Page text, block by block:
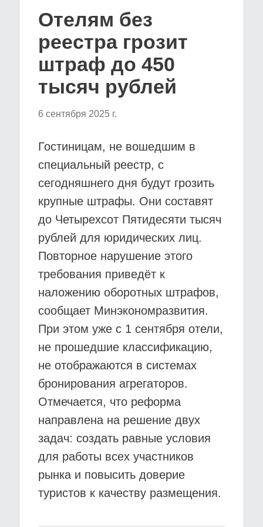
Отелям без
реестра грозит
штраф до 450
тысяч рублей
6 сентября 2025 г.
Гостиницам, не вошедшим в
специальный реестр, с
сегодняшнего дня будут грозить
крупные штрафы. Они составят
до Четырехсот Пятидесяти тысяч
рублей для юридических лиц.
Повторное нарушение этого
требования приведёт к
наложению оборотных штрафов,
сообщает Минэкономразвития.
При этом уже с 1 сентября отели,
не прошедшие классификацию,
не отображаются в системах
бронирования агрегаторов.
Отмечается, что реформа
направлена на решение двух
задач: создать равные условия
для работы всех участников
рынка и повысить доверие
туристов к качеству размещения.